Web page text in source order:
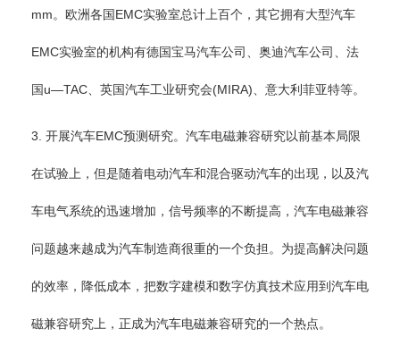
mm。欧洲各国EMC实验室总计上百个，其它拥有大型汽车
EMC实验室的机构有德国宝马汽车公司、奥迪汽车公司、法
国u—TAC、英国汽车工业研究会(MIRA)、意大利菲亚特等。
3. 开展汽车EMC预测研究。汽车电磁兼容研究以前基本局限
在试验上，但是随着电动汽车和混合驱动汽车的出现，以及汽
车电气系统的迅速增加，信号频率的不断提高，汽车电磁兼容
问题越来越成为汽车制造商很重的一个负担。为提高解决问题
的效率，降低成本，把数字建模和数字仿真技术应用到汽车电
磁兼容研究上，正成为汽车电磁兼容研究的一个热点。